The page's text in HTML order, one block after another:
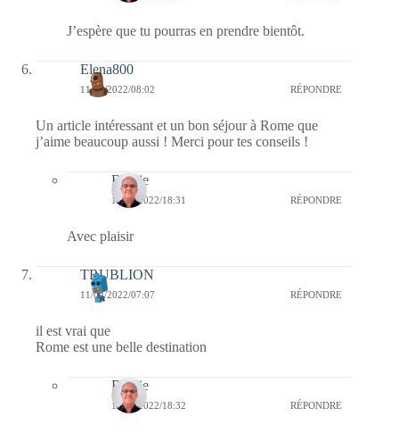
J’espère que tu pourras en prendre bientôt.
Elena800
11/04/2022/08:02 RÉPONDRE
Un article intéressant et un bon séjour à Rome que
j’aime beaucoup aussi ! Merci pour tes conseils !
Bernie
11/04/2022/18:31 RÉPONDRE
Avec plaisir
TRUBLION
11/04/2022/07:07 RÉPONDRE
il est vrai que
Rome est une belle destination
Bernie
11/04/2022/18:32 RÉPONDRE